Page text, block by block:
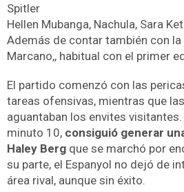
Spitler
Hellen Mubanga, Nachula, Sara
Además de contar también con la
Marcano,, habitual con el primer
El partido comenzó con las
tareas ofensivas, mientras que
aguantaban los envites visitantes.
minuto 10, consiguió generar
Haley Berg que se marchó por
su parte, el Espanyol no dejó de
área rival, aunque sin éxito.